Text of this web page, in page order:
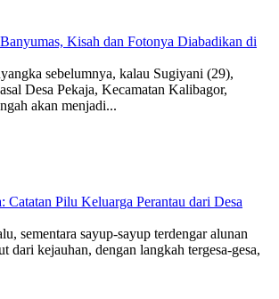
Kisah dan Fotonya Diabadikan di
sebelumnya, kalau Sugiyani (29),
Desa Pekaja, Kecamatan Kalibagor,
akan menjadi...
Pilu Keluarga Perantau dari Desa
sementara sayup-sayup terdengar alunan
dari kejauhan, dengan langkah tergesa-gesa,